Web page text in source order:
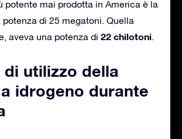
potente mai prodotta in America è la
potenza di 25 megatoni. Quella
aveva una potenza di 22 chilotoni.
di utilizzo della
idrogeno durante